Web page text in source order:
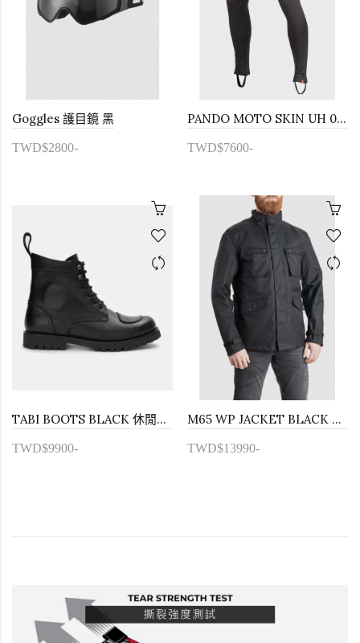
Goggles 護目鏡 黑
TWD$2800-
PANDO MOTO SKIN UH 03 護具褲 AA
TWD$7600-
TABI BOOTS BLACK 休閒防水防摔車靴
TWD$9900-
M65 WP JACKET BLACK 防水保暖防摔外套
TWD$13990-